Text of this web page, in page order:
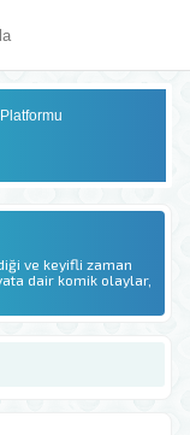
ve keyifli zaman
dair komik olaylar,